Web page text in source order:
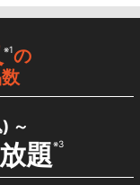
※1の
～
題※3